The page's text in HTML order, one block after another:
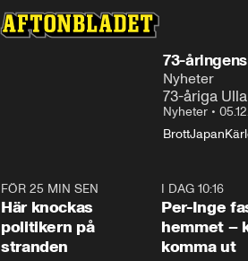
73-
Nyheter
73-åriga
Nyheter •
BrottJapan
FÖR 25 MIN SEN
Här knockas
politikern på
stranden
I DAG 10:16
Per-Inge
hemmet –
komma ut